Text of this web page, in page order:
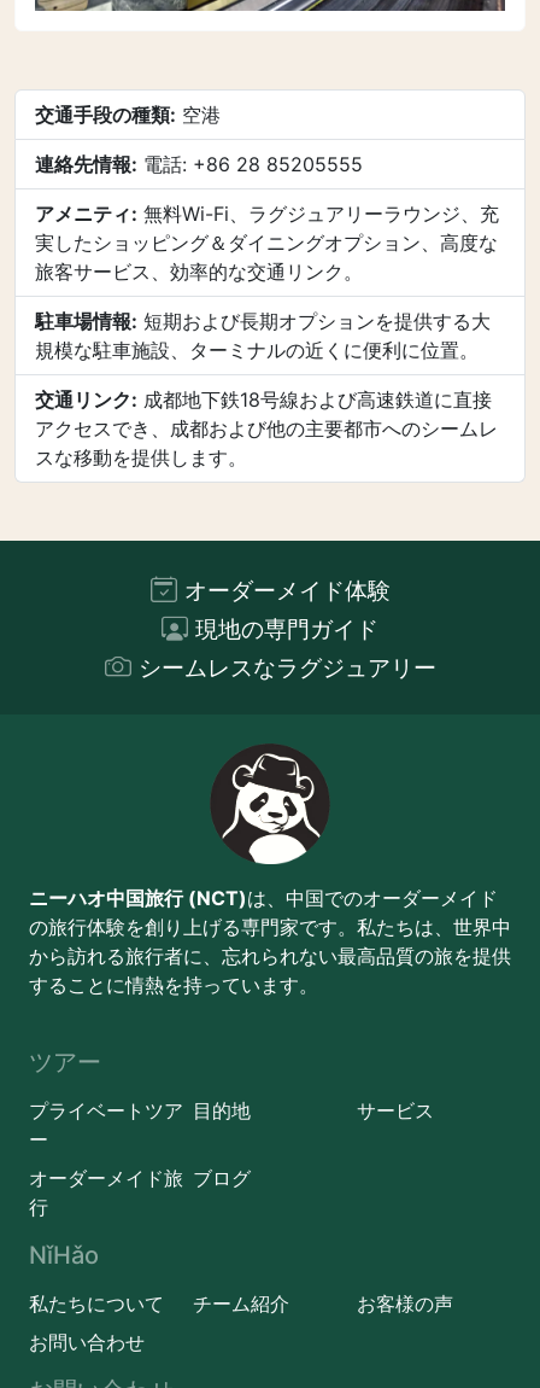
交通手段の種類: 空港
連絡先情報: 電話: +86 28 85205555
アメニティ: 無料Wi-Fi、ラグジュアリーラウンジ、充
実したショッピング＆ダイニングオプション、高度な
旅客サービス、効率的な交通リンク。
駐車場情報: 短期および長期オプションを提供する大
規模な駐車施設、ターミナルの近くに便利に位置。
交通リンク: 成都地下鉄18号線および高速鉄道に直接
アクセスでき、成都および他の主要都市へのシームレ
スな移動を提供します。
オーダーメイド体験
現地の専門ガイド
シームレスなラグジュアリー
ニーハオ中国旅行 (NCT)は、中国でのオーダーメイド
の旅行体験を創り上げる専門家です。私たちは、世界中
から訪れる旅行者に、忘れられない最高品質の旅を提供
することに情熱を持っています。
ツアー
プライベートツア
ー
目的地 サービス
オーダーメイド旅
行
ブログ
NǐHǎo
私たちについて チーム紹介
お客様の声
お問い合わせ